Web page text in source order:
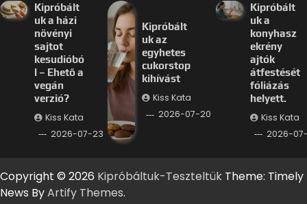
Kipróbált
uk a házi
növényi
sajtot
kesudióbó
l – Ehető a
vegán
verzió?
Kiss Kata
2026-07-23
Kipróbált
uk az
egyhetes
cukorstop
kihívást
Kiss Kata
2026-07-20
Kipróbált
uk a
konyhasz
ekrény
ajtók
átfestését
fóliázás
helyett.
Kiss Kata
2026-
Copyright © 2026 Kipróbáltuk-Teszteltük Theme: Timely
News ByArtify Themes.